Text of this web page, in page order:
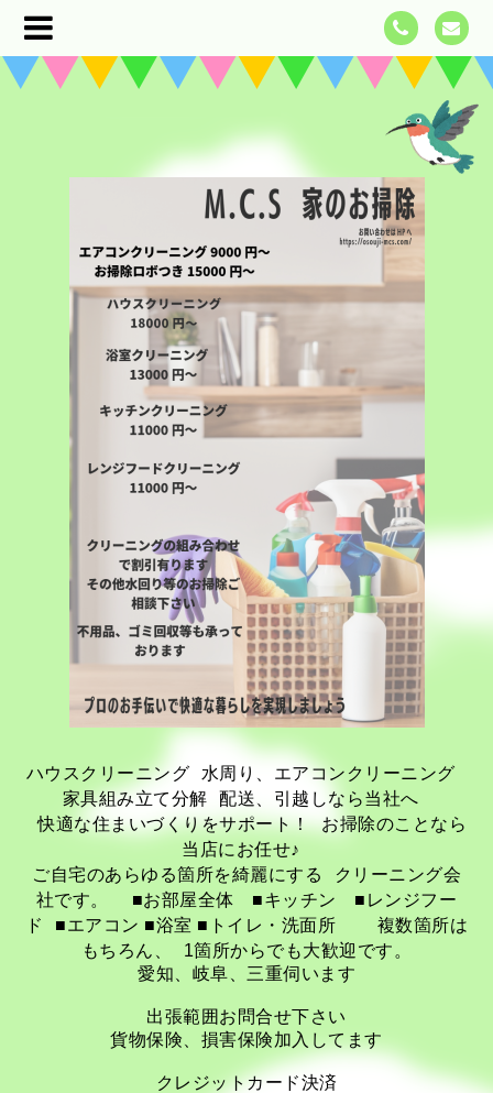
ハウスクリーニング 水周り、エアコンクリーニング
家具組み立て分解 配送、引越しなら当社へ
快適な住まいづくりをサポート！ お掃除のことなら
当店にお任せ♪
ご自宅のあらゆる箇所を綺麗にする クリーニング会
社です。 ■お部屋全体 ■キッチン ■レンジフー
ド ■エアコン ■浴室 ■トイレ・洗面所 複数箇所は
もちろん、 1箇所からでも大歓迎です。
愛知、岐阜、三重伺います
出張範囲お問合せ下さい
貨物保険、損害保険加入してます
クレジットカード決済